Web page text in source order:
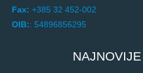
Fax: +385 32 452-002
OIB:: 54896856295